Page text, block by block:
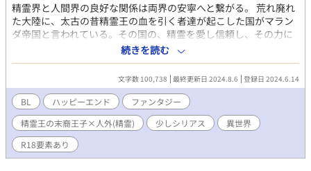
精霊界と人間界の良好な関係は両界の安寧へと繋がる。 荒れ廃れ
た大陸に、太古の昔精霊王の血を引く者達が起こした国がマラン
ダ帝国と言われている。その国の、精霊を愛し信頼し、その力に
頼って生きている民には精霊に対する感謝が溢れていたと言う。
けれども長い年月の中で精霊に対する信頼も感謝も愛情も人々の
中から薄れ、今では精霊がいたことさえも忘れ去られようとして
いた。 精霊と人間の繋がりを切っては両者共に滅びてしまう。か
つての関係を取り戻そうと精霊界側からある大役を務める為にリ
シュリーが使わされる事となった。 人間界と精霊界との架け橋と
なるべき"子"を授かる為に…… 意気揚々と人間界にきたものの、
リシュリーは投獄されてしまう。 人間界・マランダ帝国には精霊
に対する云々は忘れ去られ、精霊という迷信に惑わされることの
続きを読む
文字数 100,738 最終更新日 2024.8.6 登録日 2024.6.14
BL ハッピーエンド
ファンタジー
精霊王の末裔王子×人外(精霊)
少しシリアス
異世界
R18要素あり